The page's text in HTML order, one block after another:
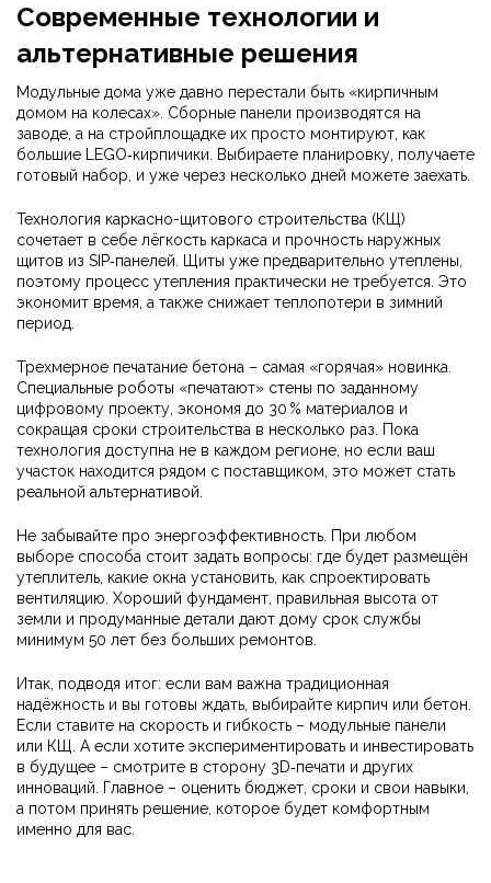
Современные технологии и
альтернативные решения
Модульные дома уже давно перестали быть «кирпичным
домом на колесах». Сборные панели производятся на
заводе, а на стройплощадке их просто монтируют, как
большие LEGO‑кирпичики. Выбираете планировку, получаете
готовый набор, и уже через несколько дней можете заехать.
Технология каркасно-щитового строительства (КЩ)
сочетает в себе лёгкость каркаса и прочность наружных
щитов из SIP‑панелей. Щиты уже предварительно утеплены,
поэтому процесс утепления практически не требуется. Это
экономит время, а также снижает теплопотери в зимний
период.
Трехмерное печатание бетона – самая «горячая» новинка.
Специальные роботы «печатают» стены по заданному
цифровому проекту, экономя до 30 % материалов и
сокращая сроки строительства в несколько раз. Пока
технология доступна не в каждом регионе, но если ваш
участок находится рядом с поставщиком, это может стать
реальной альтернативой.
Не забывайте про энергоэффективность. При любом
выборе способа стоит задать вопросы: где будет размещён
утеплитель, какие окна установить, как спроектировать
вентиляцию. Хороший фундамент, правильная высота от
земли и продуманные детали дают дому срок службы
минимум 50 лет без больших ремонтов.
Итак, подводя итог: если вам важна традиционная
надёжность и вы готовы ждать, выбирайте кирпич или бетон.
Если ставите на скорость и гибкость – модульные панели
или КЩ. А если хотите экспериментировать и инвестировать
в будущее – смотрите в сторону 3D‑печати и других
инноваций. Главное – оценить бюджет, сроки и свои навыки,
а потом принять решение, которое будет комфортным
именно для вас.